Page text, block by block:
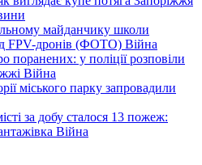
майданчику школи
FPV-дронів (ФОТО) Війна
поранених: у поліції розповіли
Війна
міського парку запровадили
за добу сталося 13 пожеж:
Війна